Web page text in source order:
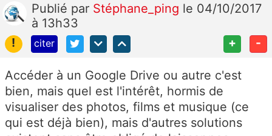
Publié par Stéphane_ping le 04/10/2017
à 13h33
!
citer + -
Accéder à un Google Drive ou autre c'est
bien, mais quel est l'intérêt, hormis de
visualiser des photos, films et musique (ce
qui est déjà bien), mais d'autres solutions